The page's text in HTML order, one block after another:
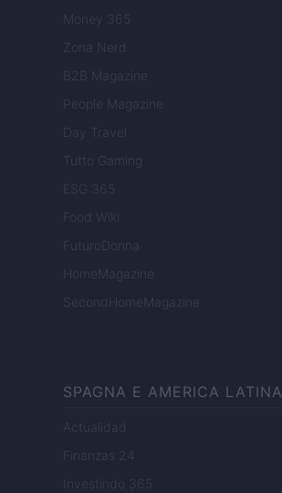
Money 365
Zona Nerd
B2B Magazine
People Magazine
Day Travel
Tutto Gaming
ESG 365
Food Wiki
FuturoDonna
HomeMagazine
SecondHomeMagazine
SPAGNA E AMERICA LATINA
Actualidad
Finanzas 24
Investindo 365